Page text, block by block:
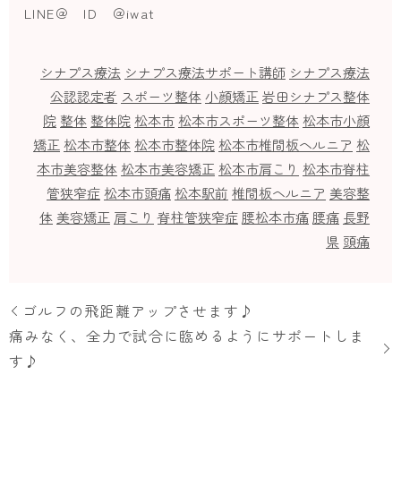
LINE＠ ID ＠iwat
シナプス療法 シナプス療法サポート講師 シナプス療法
公認認定者 スポーツ整体小顔矯正岩田シナプス整体
院 整体 整体院松本市松本市スポーツ整体松本市小顔
矯正松本市整体松本市整体院松本市椎間板ヘルニア 松
本市美容整体松本市美容矯正松本市肩こり 松本市脊柱
管狭窄症松本市頭痛松本駅前 椎間板ヘルニア 美容整
体 美容矯正 肩こり 脊柱管狭窄症腰松本市痛腰痛 長野
県 頭痛
ゴルフの飛距離アップさせます♪
痛みなく、全力で試合に臨めるようにサポートしま
す♪